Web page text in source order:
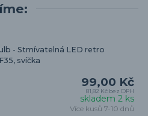
- Stmívatelná LED retro
svíčka
99,00 Kč
81,82 Kč bez DPH
skladem 2 ks
Více kusů 7-10 dnů